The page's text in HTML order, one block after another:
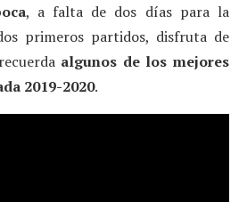
, a falta de dos días para la
primeros partidos, disfruta de
algunos de los mejores
2019-2020.